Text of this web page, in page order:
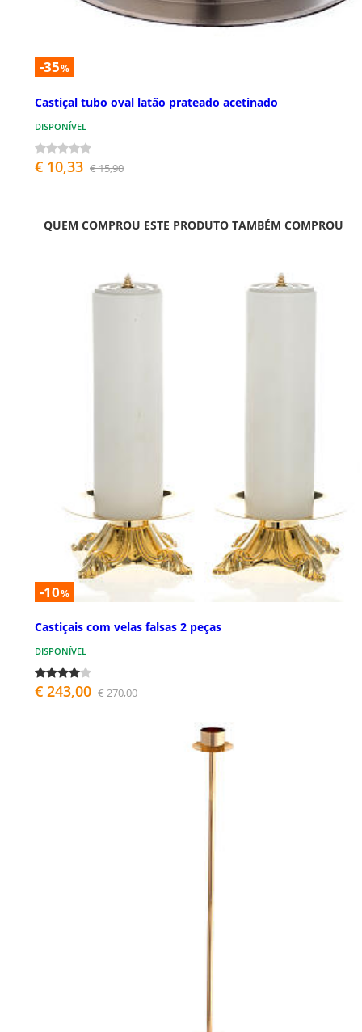
-35%
Castiçal tubo oval latão prateado acetinado
DISPONÍVEL
€ 10,33 € 15,90
QUEM COMPROU ESTE PRODUTO TAMBÉM COMPROU
-10%
Castiçais com velas falsas 2 peças
DISPONÍVEL
€ 243,00 € 270,00